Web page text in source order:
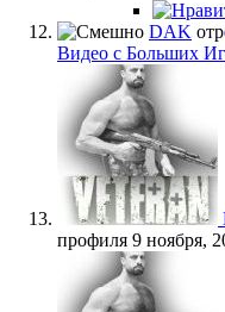
DAK
Видео с Больших
профиля 9 ноября,